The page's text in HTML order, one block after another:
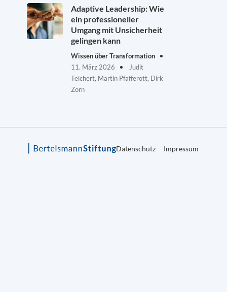
Adaptive Leadership: Wie
ein professioneller
Umgang mit Unsicherheit
gelingen kann
Wissen über Transformation
11. März 2026
Judit
Teichert, Martin Pfafferott, Dirk
Zorn
Datenschutz Impressum